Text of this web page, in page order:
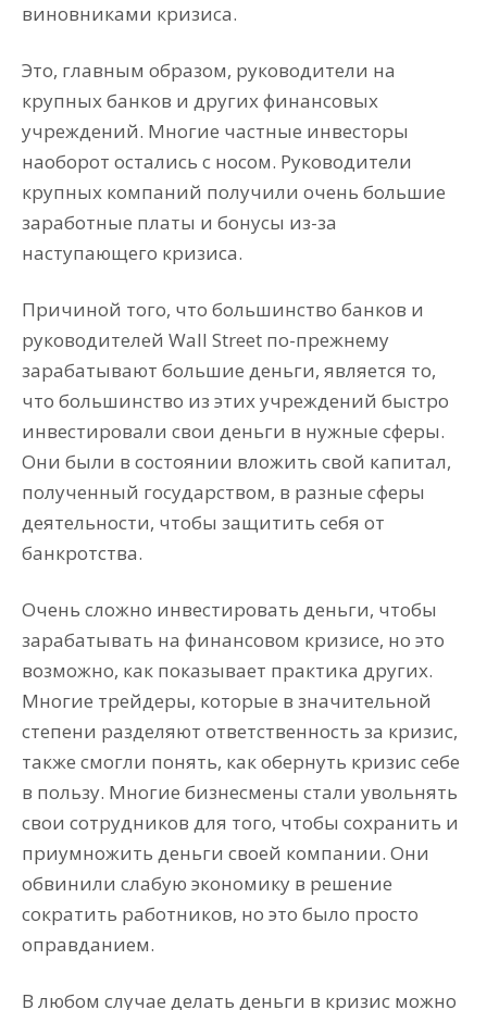
виновниками кризиса.
Это, главным образом, руководители на
крупных банков и других финансовых
учреждений. Многие частные инвесторы
наоборот остались с носом. Руководители
крупных компаний получили очень большие
заработные платы и бонусы из-за
наступающего кризиса.
Причиной того, что большинство банков и
руководителей Wall Street по-прежнему
зарабатывают большие деньги, является то,
что большинство из этих учреждений быстро
инвестировали свои деньги в нужные сферы.
Они были в состоянии вложить свой капитал,
полученный государством, в разные сферы
деятельности, чтобы защитить себя от
банкротства.
Очень сложно инвестировать деньги, чтобы
зарабатывать на финансовом кризисе, но это
возможно, как показывает практика других.
Многие трейдеры, которые в значительной
степени разделяют ответственность за кризис,
также смогли понять, как обернуть кризис себе
в пользу. Многие бизнесмены стали увольнять
свои сотрудников для того, чтобы сохранить и
приумножить деньги своей компании. Они
обвинили слабую экономику в решение
сократить работников, но это было просто
оправданием.
В любом случае делать деньги в кризис можно